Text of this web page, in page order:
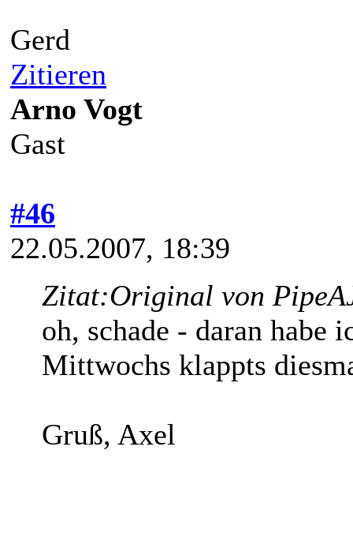
Gerd
Zitieren
Arno Vogt
Gast
#46
22.05.2007, 18:39
Zitat:Original von
oh, schade - daran habe
Mittwochs klappts
Gruß, Axel